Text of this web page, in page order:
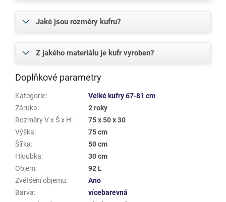
Jaké jsou rozměry kufru?
Z jakého materiálu je kufr vyroben?
Doplňkové parametry
Kategorie:
Velké kufry 67-81 cm
Záruka:
2 roky
Rozměry V x Š x H:
75 x 50 x 30
Výška:
75 cm
Šířka:
50 cm
Hloubka:
30 cm
Objem:
92 L
Zvětšení objemu:
Ano
Barva:
vícebarevná